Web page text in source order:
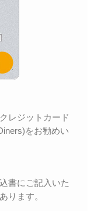
レジットカード
をお勧めい
書にご記入いた
ります。